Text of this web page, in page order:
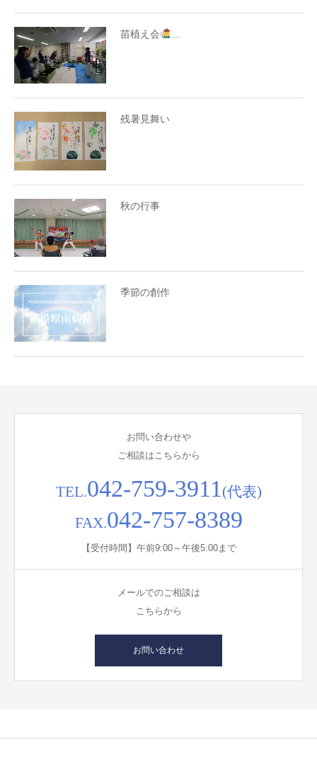
苗植え会
残暑見舞い
秋の行事
季節の創作
お問い合わせや
ご相談はこちらから
TEL.042-759-3911 (代表)
FAX.042-757-8389
【受付時間】午前9:00～午後5:00まで
メールでのご相談は
こちらから
お問い合わせ